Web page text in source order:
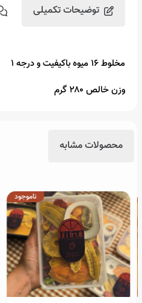
توضیحات تکمیلی
مخلوط 16 میوه باکیفیت و درجه 1
وزن خالص ۲۸۰ گرم
محصولات مشابه
ناموجود